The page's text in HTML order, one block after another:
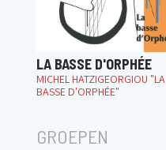
LA BASSE D'ORPHÉE
MICHEL HATZIGEORGIOU "LA
BASSE D'ORPHÉE"
GROEPEN